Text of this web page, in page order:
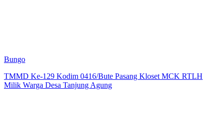
Bungo
TMMD Ke-129 Kodim 0416/Bute Pasang Kloset MCK RTLH
Milik Warga Desa Tanjung Agung